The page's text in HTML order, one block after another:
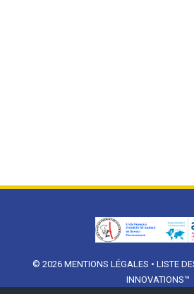
© 2026 MENTIONS LÉGALES • LISTE
INNOVATIONS™